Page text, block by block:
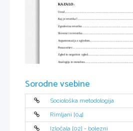
KAZALO:
Kaj je
Zgodovina
Slovenci in
Argumentacija z
Zgled in negativni
Analogija in
Razsežnost in moč
Dih in
Sorodne vsebine
Sociološka metodologija
Rimljani [04]
Izločala [02] - bolezni